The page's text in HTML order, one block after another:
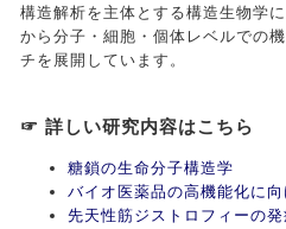
構造解析を主体とする構造生物学
から分子・細胞・個体レベルでの
チを展開しています。
☞ 詳しい研究内容はこちら
糖鎖の生命分子構造学
バイオ医薬品の高機能化に向
先天性筋ジストロフィーの